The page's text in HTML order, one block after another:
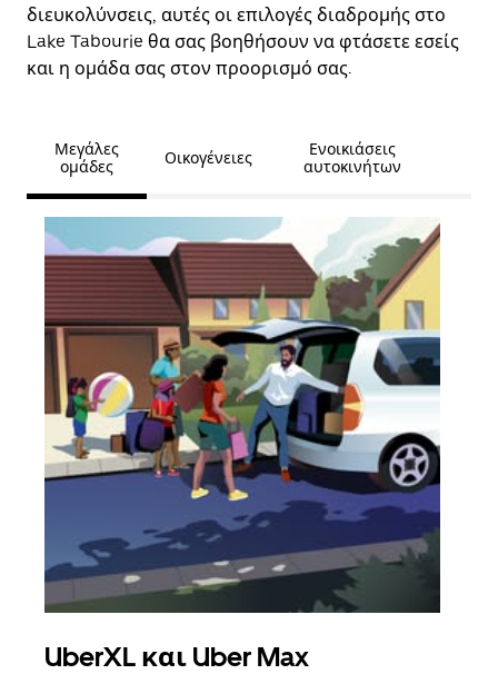
διευκολύνσεις, αυτές οι επιλογές διαδρομής στο
Lake Tabourie θα σας βοηθήσουν να φτάσετε εσείς
και η ομάδα σας στον προορισμό σας.
Μεγάλες
ομάδες
Οικογένειες
Ενοικιάσεις
αυτοκινήτων
UberXL και Uber Max